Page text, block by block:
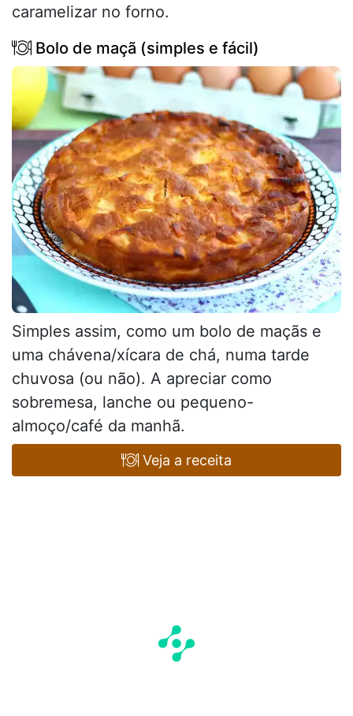
caramelizar no forno.
Bolo de maçã (simples e fácil)
Simples assim, como um bolo de maçãs e
uma chávena/xícara de chá, numa tarde
chuvosa (ou não). A apreciar como
sobremesa, lanche ou pequeno-
almoço/café da manhã.
Veja a receita